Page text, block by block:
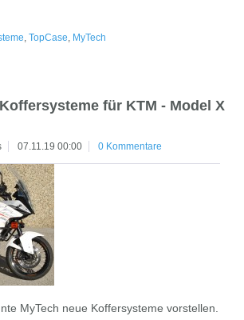
, TopCase, MyTech
für KTM - Model X
07.11.19 00:00 0 Kommentare
MyTech neue Koffersysteme vorstellen.